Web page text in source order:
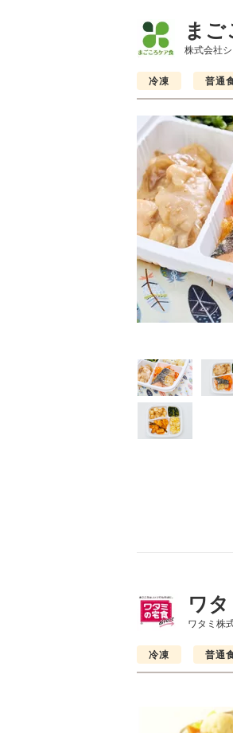
ま
株式会社
冷凍 普通
塩分制限食
426円(1食分/税込)
ワ
ワタミ株
冷凍 普通